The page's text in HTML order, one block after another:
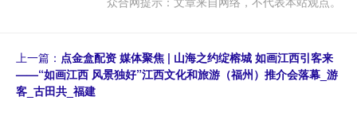
上一篇： 点金盒配资 媒体聚焦 | 山海之约绽榕城 如画江西引客来
——“如画江西 风景独好”江西文化和旅游（福州）推介会落幕_游
客_古田共_福建